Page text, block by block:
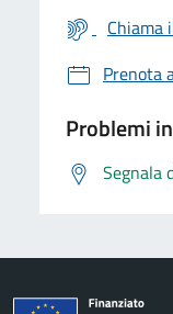
Prenota
Problemi
Segnala